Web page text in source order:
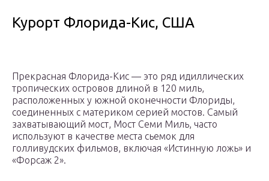
Курорт Флорида-Кис, США
Прекрасная Флорида-Кис — это ряд идиллических
тропических островов длиной в 120 миль,
расположенных у южной оконечности Флориды,
соединенных с материком серией мостов. Самый
захватывающий мост, Мост Семи Миль, часто
используют в качестве места сьемок для
голливудских фильмов, включая «Истинную ложь» и
«Форсаж 2».